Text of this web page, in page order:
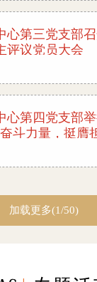
心第三党支部召
评议党员大会
心第四党支部
斗力量，挺膺
加载更多(1/50)